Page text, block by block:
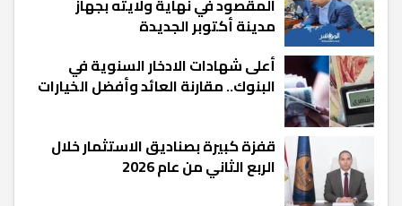
المقصود في نهاية ولايته بجهاز
مدينة أكتوبر الجديدة
أعلى شهادات الادخار السنوية في
البنوك.. مقارنة العائد وأفضل الخيارات
قفزة كبيرة بصناديق الاستثمار خلال
الربع الثاني من عام 2026